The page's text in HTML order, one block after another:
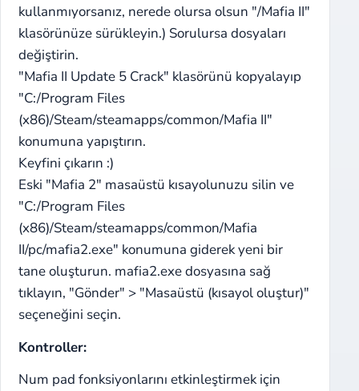
kullanmıyorsanız, nerede olursa olsun "/Mafia II"
klasörünüze sürükleyin.) Sorulursa dosyaları
değiştirin.
"Mafia II Update 5 Crack" klasörünü kopyalayıp
"C:/Program Files
(x86)/Steam/steamapps/common/Mafia II"
konumuna yapıştırın.
Keyfini çıkarın :)
Eski "Mafia 2" masaüstü kısayolunuzu silin ve
"C:/Program Files
(x86)/Steam/steamapps/common/Mafia
II/pc/mafia2.exe" konumuna giderek yeni bir
tane oluşturun. mafia2.exe dosyasına sağ
tıklayın, "Gönder" > "Masaüstü (kısayol oluştur)"
seçeneğini seçin.
Kontroller:
Num pad fonksiyonlarını etkinleştirmek için